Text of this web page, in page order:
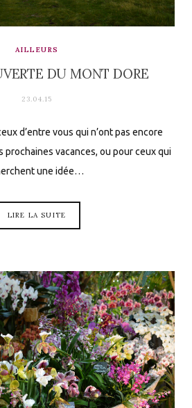
AILLEURS
DU MONT DORE
23.04.15
d’entre vous qui n’ont pas encore
prochaines vacances, ou pour ceux qui
une idée…
LIRE LA SUITE